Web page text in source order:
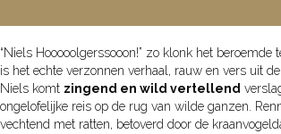
“Niels Hooooolgerssooon!” zo klonk het
is het echte verzonnen verhaal, rauw en vers uit
Niels komt zingend en wild vertellend
ongelofelijke reis op de rug van wilde ganzen.
vechtend met ratten, betoverd door de